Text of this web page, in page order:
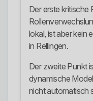
Der erste kritische
lokal, ist aber kein
in Rellingen.
Der zweite Punkt
dynamische
nicht automatisch